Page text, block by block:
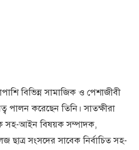
বিভিন্ন সামাজিক ও পেশাজীবী
পালন করেছেন তিনি। সাতক্ষীরা
সহ-আইন বিষয়ক সম্পাদক,
ছাত্র সংসদের সাবেক নির্বাচিত সহ-